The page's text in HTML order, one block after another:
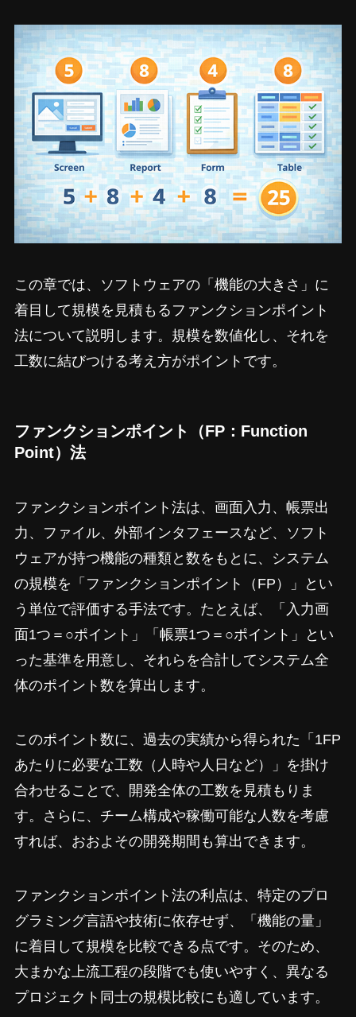
この章では、ソフトウェアの「機能の大きさ」に
着目して規模を見積もるファンクションポイント
法について説明します。規模を数値化し、それを
工数に結びつける考え方がポイントです。
ファンクションポイント（FP：Function
Point）法
ファンクションポイント法は、画面入力、帳票出
力、ファイル、外部インタフェースなど、ソフト
ウェアが持つ機能の種類と数をもとに、システム
の規模を「ファンクションポイント（FP）」とい
う単位で評価する手法です。たとえば、「入力画
面1つ＝○ポイント」「帳票1つ＝○ポイント」とい
った基準を用意し、それらを合計してシステム全
体のポイント数を算出します。
このポイント数に、過去の実績から得られた「1FP
あたりに必要な工数（人時や人日など）」を掛け
合わせることで、開発全体の工数を見積もりま
す。さらに、チーム構成や稼働可能な人数を考慮
すれば、おおよその開発期間も算出できます。
ファンクションポイント法の利点は、特定のプロ
グラミング言語や技術に依存せず、「機能の量」
に着目して規模を比較できる点です。そのため、
大まかな上流工程の段階でも使いやすく、異なる
プロジェクト同士の規模比較にも適しています。